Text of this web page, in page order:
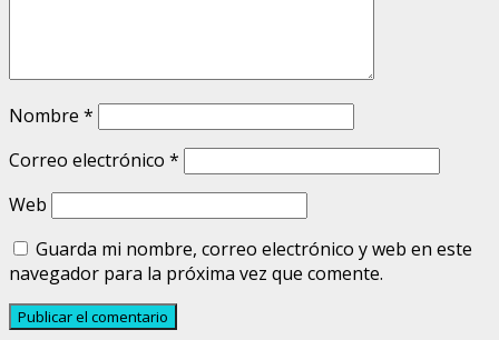
Nombre *
Correo electrónico *
Web
Guarda mi nombre, correo electrónico y web en este
navegador para la próxima vez que comente.